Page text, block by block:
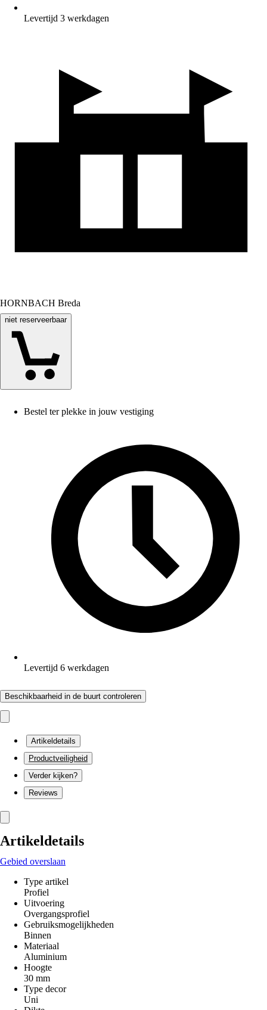
Levertijd 3 werkdagen
HORNBACH Breda
niet reserveerbaar
Bestel ter plekke in jouw vestiging
Levertijd 6 werkdagen
Beschikbaarheid in de buurt controleren
Artikeldetails
Productveiligheid
Verder kijken?
Reviews
Artikeldetails
Gebied overslaan
Type artikel
Profiel
Uitvoering
Overgangsprofiel
Gebruiksmogelijkheden
Binnen
Materiaal
Aluminium
Hoogte
30 mm
Type decor
Uni